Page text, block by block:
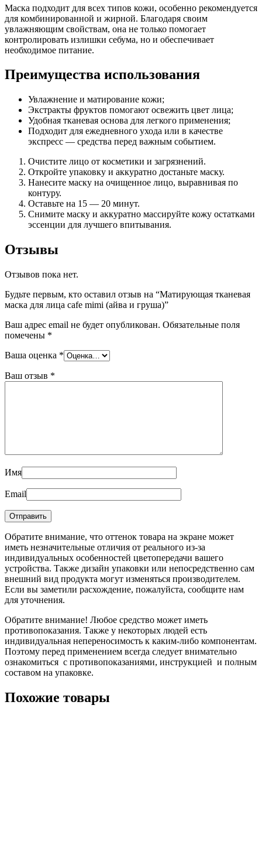
Маска подходит для всех типов кожи, особенно рекомендуется
для комбинированной и жирной. Благодаря своим
увлажняющим свойствам, она не только помогает
контролировать излишки себума, но и обеспечивает
необходимое питание.
Преимущества использования
Увлажнение и матирование кожи;
Экстракты фруктов помогают освежить цвет лица;
Удобная тканевая основа для легкого применения;
Подходит для ежедневного ухода или в качестве
экспресс — средства перед важным событием.
Очистите лицо от косметики и загрязнений.
Откройте упаковку и аккуратно достаньте маску.
Нанесите маску на очищенное лицо, выравнивая по
контуру.
Оставьте на 15 — 20 минут.
Снимите маску и аккуратно массируйте кожу остатками
эссенции для лучшего впитывания.
Отзывы
Отзывов пока нет.
Будьте первым, кто оставил отзыв на “Матирующая тканевая
маска для лица cafe mimi (айва и груша)”
Ваш адрес email не будет опубликован. Обязательные поля
помечены *
Ваша оценка *
Ваш отзыв *
Имя
Email
Обратите внимание, что оттенок товара на экране может
иметь незначительные отличия от реального из-за
индивидуальных особенностей цветопередачи вашего
устройства. Также дизайн упаковки или непосредственно сам
внешний вид продукта могут изменяться производителем.
Если вы заметили расхождение, пожалуйста, сообщите нам
для уточнения.
Обратите внимание! Любое средство может иметь
противопоказания. Также у некоторых людей есть
индивидуальная непереносимость к каким-либо компонентам.
Поэтому перед применением всегда следует внимательно
ознакомиться с противопоказаниями, инструкцией и полным
составом на упаковке.
Похожие товары